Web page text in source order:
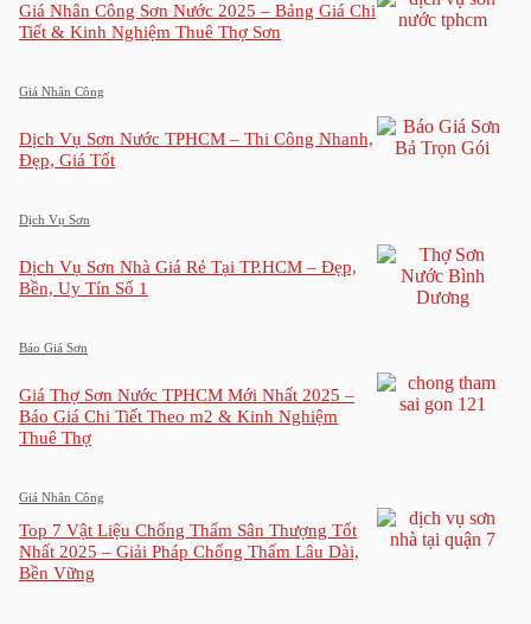
Giá Nhân Công Sơn Nước 2025 – Bảng Giá Chi
Tiết & Kinh Nghiệm Thuê Thợ Sơn
Giá Nhân Công
Dịch Vụ Sơn Nước TPHCM – Thi Công Nhanh,
Đẹp, Giá Tốt
Dịch Vụ Sơn
Dịch Vụ Sơn Nhà Giá Rẻ Tại TP.HCM – Đẹp,
Bền, Uy Tín Số 1
Báo Giá Sơn
Giá Thợ Sơn Nước TPHCM Mới Nhất 2025 –
Báo Giá Chi Tiết Theo m2 & Kinh Nghiệm
Thuê Thợ
Giá Nhân Công
Top 7 Vật Liệu Chống Thấm Sân Thượng Tốt
Nhất 2025 – Giải Pháp Chống Thấm Lâu Dài,
Bền Vững